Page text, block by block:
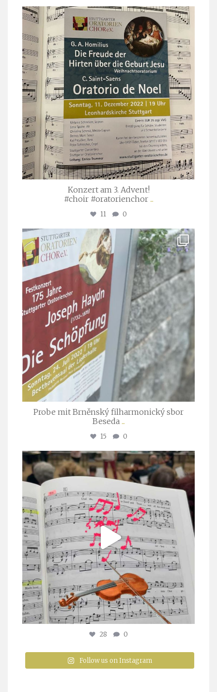
stuttgarter_oratorienchor
Nov. 29
Konzert am 3. Advent!
#choir #oratorienchor ...
11 0
stuttgarter_oratorienchor
Juli 23
Probe mit Brněnský filharmonický sbor
Beseda ...
15 0
stuttgarter_oratorienchor
Juli 23
28 0
Follow us on Instagram